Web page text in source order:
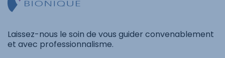
Laissez-nous le soin de vous guider convenablement
et avec professionnalisme.